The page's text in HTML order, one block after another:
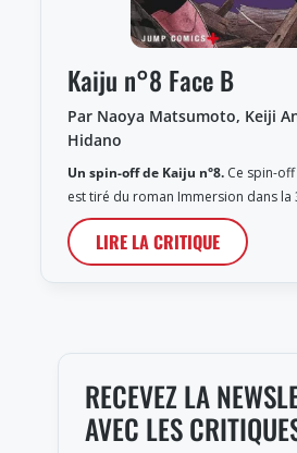
Kaiju n°8 Face B
Par Naoya Matsumoto, Keiji
Hidano
Un spin-off de Kaiju n°8. Ce spin-
est tiré du roman Immersion dans la
LIRE LA CRITIQUE
RECEVEZ LA
AVEC LES